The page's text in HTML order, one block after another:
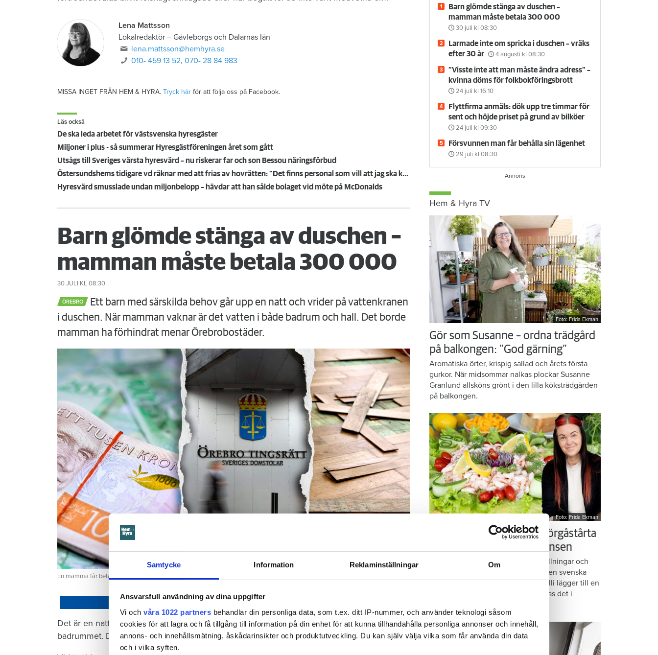
Samtycke Information Reklaminställningar Om
Ansvarsfull användning av dina uppgifter
Vi och våra 1022 partners behandlar din personliga data, som t.ex. ditt IP-nummer, och använder teknologi såsom
cookies för att lagra och få tillgång till information på din enhet för att kunna tillhandahålla personliga annonser och innehåll,
annons- och innehållsmätning, åskådarinsikter och produktutveckling. Du kan själv välja vilka som får använda din data
och i vilka syften.
Lena Mattsson
Lokalredaktör – Gävleborgs och Dalarnas län
lena.mattsson@hemhyra.se
010- 459 13 52,070- 28 84 983
MISSA INGET FRÅN HEM & HYRA. Tryck här för att följa oss på Facebook.
Läs också
De ska leda arbetet för västsvenska hyresgäster
Miljoner i plus - så summerar Hyresgästföreningen året som gått
Utsågs till Sveriges värsta hyresvärd – nu riskerar far och son Bessou näringsförbud
Östersundshems tidigare vd räknar med att frias av hovrätten: "Det finns personal som vill att jag ska komma tillbaka"
Hyresvärd smusslade undan miljonbelopp – hävdar att han sålde bolaget vid möte på McDonalds
Barn glömde stänga av duschen –
mamman måste betala 300 000
30 JULI KL 08:30
ÖREBRO
Ett barn med särskilda behov går upp en natt och vrider på vattenkranen
i duschen. När mamman vaknar är det vatten i både badrum och hall. Det borde
mamman ha förhindrat menar Örebrobostäder.
Foto: Getty/ Tommy Andersson/ Anna Rytterbrant
En mamma får betala 300 000 kronor efter att ett barn satt på en vattenkran. Arkivbild från en annan vattenskada.
Det är en natt hösten 2022. Barnet som har diagnostiserats med autism vaknar och går till
badrummet. Där vrider barnet på kranen i duschen. Men hen stänger aldrig av vattnet.
Barn glömde stänga av duschen –
mamman måste betala 300 000
30 juli kl 08:30
Larmade inte om spricka i duschen – vräks
efter 30 år
4 augusti kl 08:30
”Visste inte att man måste ändra adress” –
kvinna döms för folkbokföringsbrott
24 juli kl 16:10
Flyttfirma anmäls: dök upp tre timmar för
sent och höjde priset på grund av bilköer
24 juli kl 09:30
Försvunnen man får behålla sin lägenhet
29 juli kl 08:30
Hem & Hyra TV
Foto: Frida Ekman
Gör som Susanne – ordna trädgård
på balkongen: ”God gärning”
Aromatiska örter, krispig sallad och årets första
gurkor. När midsommar nalkas plockar Susanne
Granlund allsköns grönt i den lilla köksträdgården
på balkongen.
Foto: Frida Ekman
Messi älskar Victorias smörgåstårta
– trots den galna ingrediensen
Formbrödsskivor i rader, krämiga fyllningar och
krispiga grönsaker. Det är basen i den svenska
klassikern smörgåstårta. Victoria Lalli lägger till en
specialingrediens – och ändå vattnas det i